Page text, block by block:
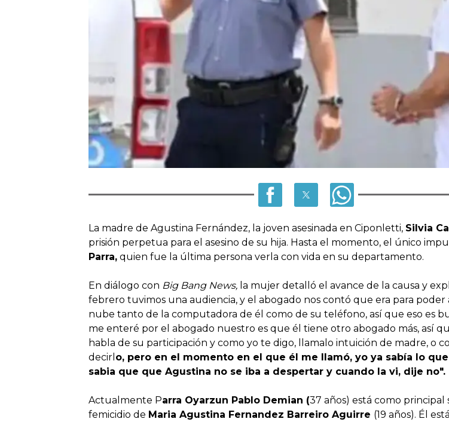
La madre de Agustina Fernández, la joven asesinada en Ciponletti, Silvia
prisión perpetua para el asesino de su hija. Hasta el momento, el único
Parra, quien fue la última persona verla con vida en su departamento.
En diálogo con Big Bang News, la mujer detalló el avance de la causa y
febrero tuvimos una audiencia, y el abogado nos contó que era para poder
nube tanto de la computadora de él como de su teléfono, así que eso es
me enteré por el abogado nuestro es que él tiene otro abogado más, así
habla de su participación y como yo te digo, llamalo intuición de madre, o
decirl o, pero en el momento en el que él me llamó, yo ya sabía lo que
sabia que que Agustina no se iba a despertar y cuando la vi, dije no".
Actualmente Parra Oyarzun Pablo Demian (37 años) está como principal
femicidio de Maria Agustina Fernandez Barreiro Aguirre (19 años). Él